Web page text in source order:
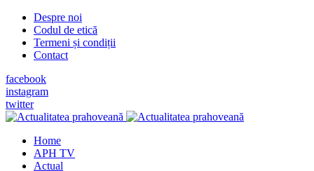
Despre noi
Codul de etică
Termeni și condiții
Contact
facebook
instagram
twitter
Home
APH TV
Actual